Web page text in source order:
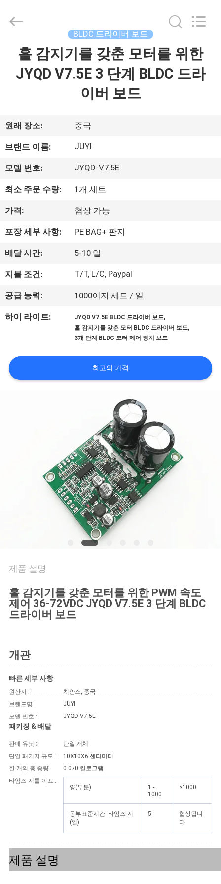
소
개
동
회
사
소
개
장
처
뉴
모
든
케
이
스
견
청
사
Technology
BLDC 드라이버 보드
홀 감지기를 갖춘 모터를 위한
JYQD V7.5E 3 단계 BLDC 드라
이버 보드
원래 장소: 중국
브랜드 이름: JUYI
모델 번호: JYQD-V7.5E
최소 주문 수량: 1개 세트
가격: 협상 가능
포장 세부 사항: PE BAG+ 판지
배달 시간: 5-10 일
지불 조건: T/T, L/C, Paypal
공급 능력: 1000이지 세트 / 일
하이 라이트: JYQD V7.5E BLDC 드라이버 보드,
홀 감지기를 갖춘 모터 BLDC 드라이버 보드,
3개 단계 BLDC 모터 제어 장치 보드
최고의 가격
제품 설명
홀 감지기를 갖춘 모터를 위한 PWM 속도
제어 36-72VDC JYQD V7.5E 3 단계 BLDC
드라이버 보드
개관
빠른 세부 사항
원산지 :
치안스, 중국
브랜드명 :
JUYI
모델 번호 :
JYQD-V7.5E
패키징 & 배달
판매 유닛 :
단일 개체
단일 패키지 규모 :
10X10X6 센티미터
한 개의 총 중량 :
0.070 킬로그램
타임즈 지를 이끄세요 :
양(부분)
1 -
1000
>1000
동부표준시간. 타임즈 지
(일)
5
협상됩니
다
제품 설명